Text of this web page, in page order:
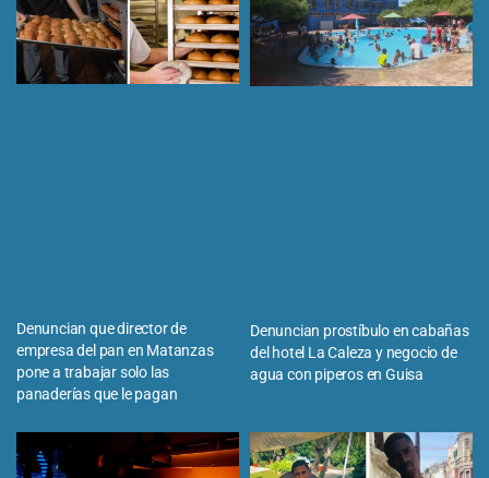
Denuncian que director de
empresa del pan en Matanzas
pone a trabajar solo las
panaderías que le pagan
Denuncian prostíbulo en cabañas
del hotel La Caleza y negocio de
agua con piperos en Guisa